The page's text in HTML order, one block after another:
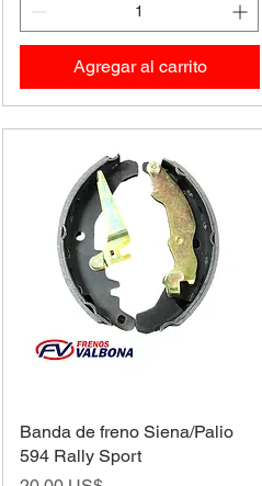
Agregar al carrito
Banda de freno Siena/Palio
594 Rally Sport